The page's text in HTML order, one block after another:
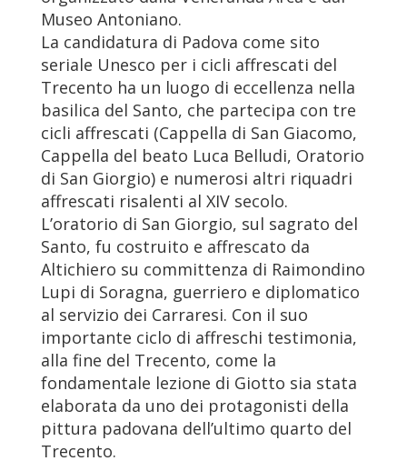
Museo Antoniano.
La candidatura di Padova come sito
seriale Unesco per i cicli affrescati del
Trecento ha un luogo di eccellenza nella
basilica del Santo, che partecipa con tre
cicli affrescati (Cappella di San Giacomo,
Cappella del beato Luca Belludi, Oratorio
di San Giorgio) e numerosi altri riquadri
affrescati risalenti al XIV secolo.
L’oratorio di San Giorgio, sul sagrato del
Santo, fu costruito e affrescato da
Altichiero su committenza di Raimondino
Lupi di Soragna, guerriero e diplomatico
al servizio dei Carraresi. Con il suo
importante ciclo di affreschi testimonia,
alla fine del Trecento, come la
fondamentale lezione di Giotto sia stata
elaborata da uno dei protagonisti della
pittura padovana dell’ultimo quarto del
Trecento.